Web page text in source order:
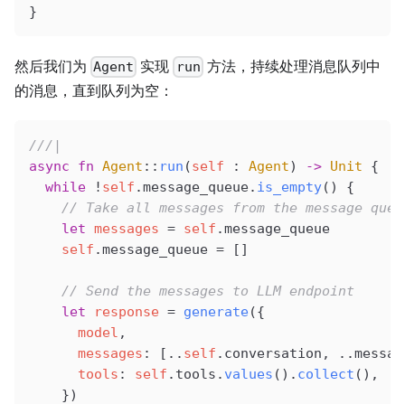
}
然后我们为 Agent 实现 run 方法，持续处理消息队列中
的消息，直到队列为空：
///|
async fn Agent :: run (self : Agent) -> Unit {
  while
! self .message_queue. is_empty() {
// Take all messages from the message
    let
messages = self .message_queue
    self
.message_queue = []
    // Send the messages to LLM endpoint
    let
response = generate({
      model
,
      messages
: [.. self .conversation,
      tools
: self .tools. values (). collect (),
    })